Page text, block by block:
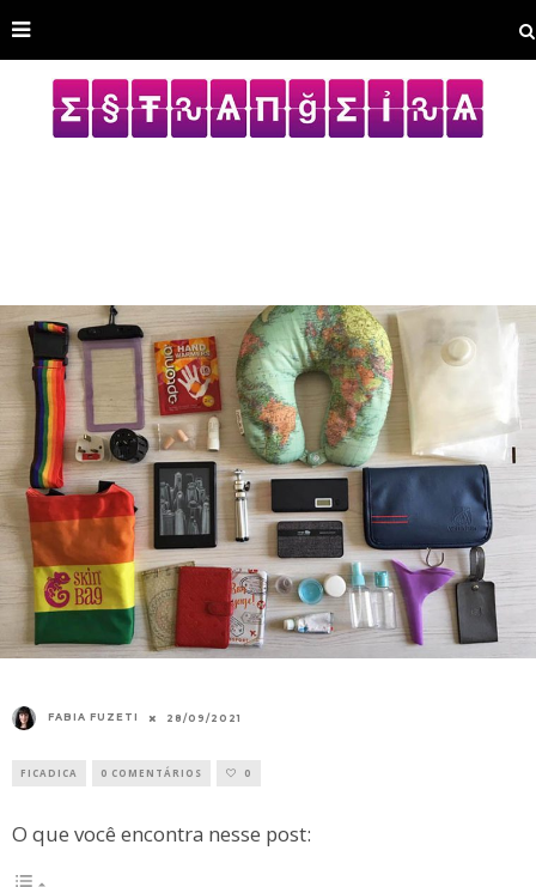
FABIA FUZETI 28/09/2021
FICADICA 0 COMENTÁRIOS 0
O que você encontra nesse post: